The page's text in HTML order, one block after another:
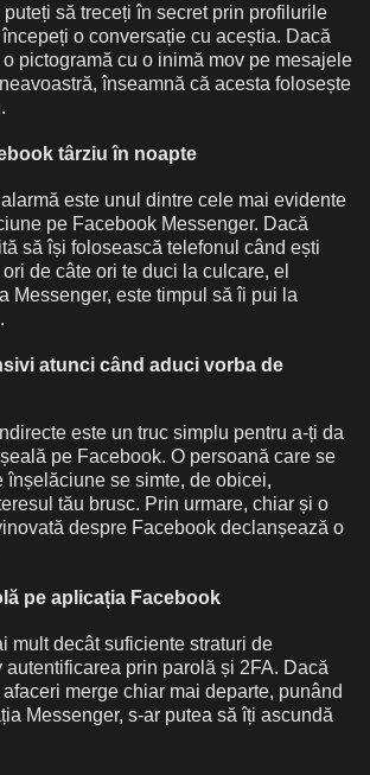
să treceți în secret prin profilurile
o conversație cu aceștia. Dacă
pictogramă cu o inimă mov pe mesajele
înseamnă că acesta folosește
târziu în noapte
este unul dintre cele mai evidente
pe Facebook Messenger. Dacă
să își folosească telefonul când ești
de câte ori te duci la culcare, el
Messenger, este timpul să îi pui la
atunci când aduci vorba de
este un truc simplu pentru a-ți da
pe Facebook. O persoană care se
înșelăciune se simte, de obicei,
tău brusc. Prin urmare, chiar și o
despre Facebook declanșează o
pe aplicația Facebook
mult decât suficiente straturi de
autentificarea prin parolă și 2FA. Dacă
merge chiar mai departe, punând
Messenger, s-ar putea să îți ascundă